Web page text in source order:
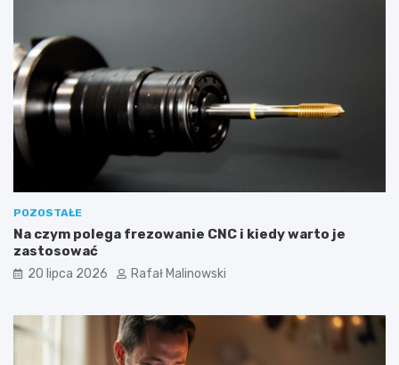
POZOSTAŁE
Na czym polega frezowanie CNC i kiedy warto je
zastosować
20 lipca 2026 Rafał Malinowski